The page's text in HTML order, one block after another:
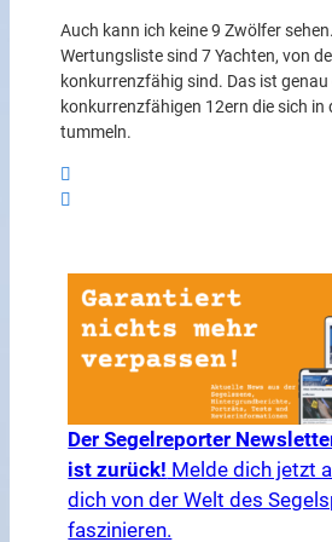
Auch kann ich keine 9 Zwölfer
Wertungsliste sind 7 Yachten, von
konkurrenzfähig sind. Das ist genau
konkurrenzfähigen 12ern die sich in
tummeln.
Der Segelreporter
ist zurück! Melde dich jetzt
dich von der Welt des
faszinieren.